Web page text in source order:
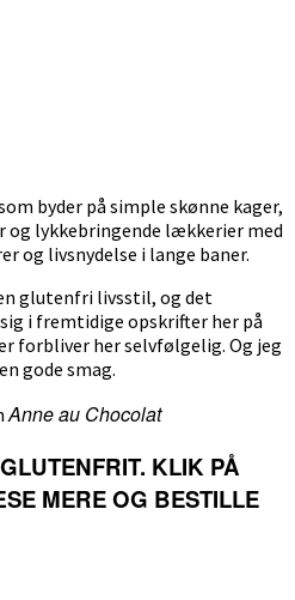
byder på simple skønne kager,
og lykkebringende lækkerier med
og livsnydelse i lange baner.
glutenfri livsstil, og det
i fremtidige opskrifter her på
forbliver her selvfølgelig. Og jeg
gode smag.
Anne au Chocolat
KLIK PÅ
MERE OG BESTILLE